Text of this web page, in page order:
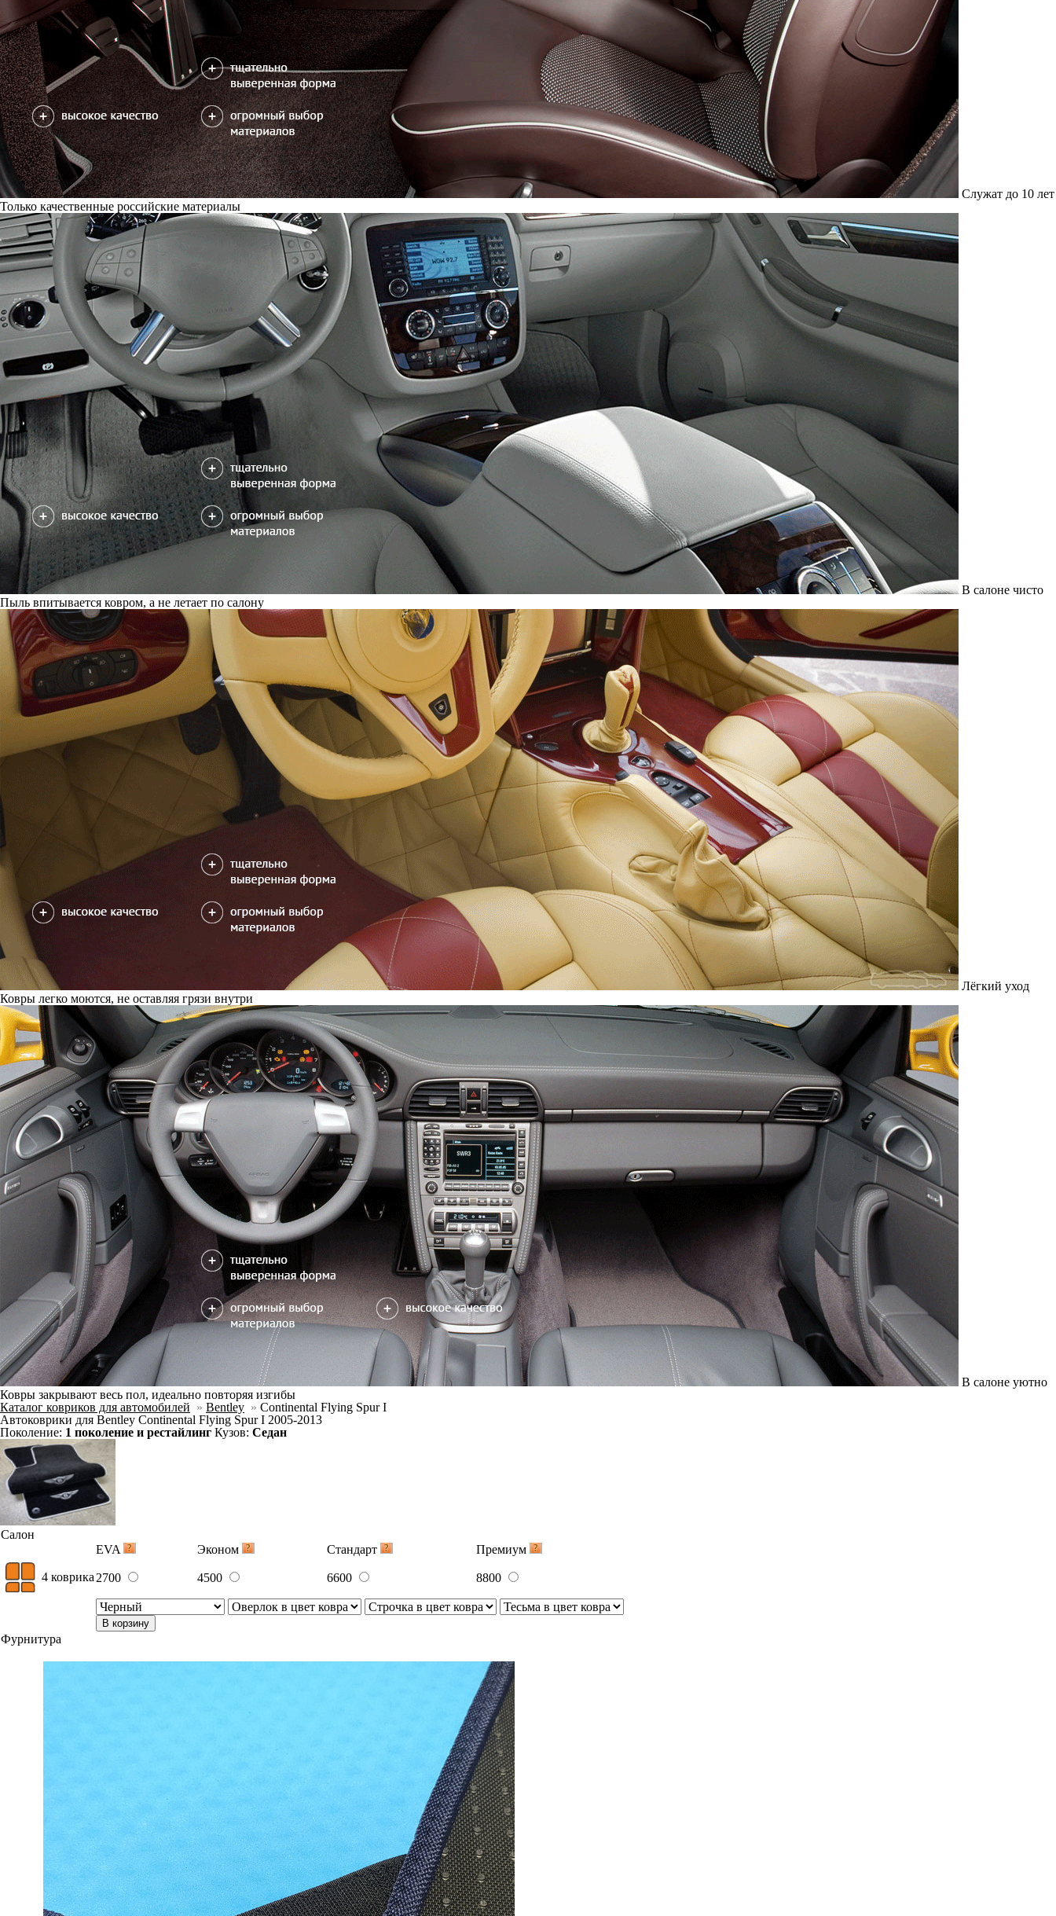
Служат до 10 лет
Только качественные российские материалы
В салоне чисто
Пыль впитывается ковром, а не летает по салону
Лёгкий уход
Ковры легко моются, не оставляя грязи внутри
В салоне уютно
Ковры закрывают весь пол, идеально повторяя изгибы
Каталог ковриков для автомобилей » Bentley » Continental Flying Spur I
Автоковрики для Bentley Continental Flying Spur I 2005-2013
Поколение: 1 поколение и рестайлинг Кузов: Седан
Салон
EVA
Эконом Стандарт Премиум
4 коврика 2700 4500 6600 8800
В корзину
Фурнитура